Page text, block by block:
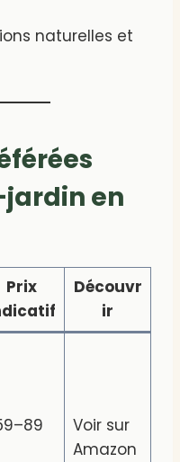
naturelles et
en
Prix
Découvr
ir
Voir sur
Amazon